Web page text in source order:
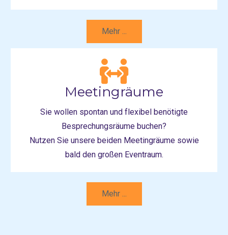
Mehr ...
Meetingräume
Sie wollen spontan und flexibel benötigte
Besprechungsräume buchen?
Nutzen Sie unsere beiden Meetingräume sowie
bald den großen Eventraum.
Mehr ...